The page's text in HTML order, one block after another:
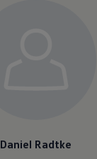
Daniel Radtke